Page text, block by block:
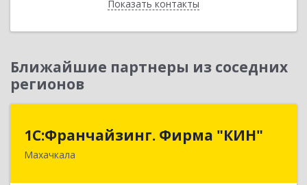
Показать контакты
Назад
Ближайшие партнеры из соседних
регионов
1С:Франчайзинг. Фирма "КИН"
Махачкала
1С:Франчайзинг. Фирма "КИН"
367030, Дагестан Респ, Махачкала г, И.Казака